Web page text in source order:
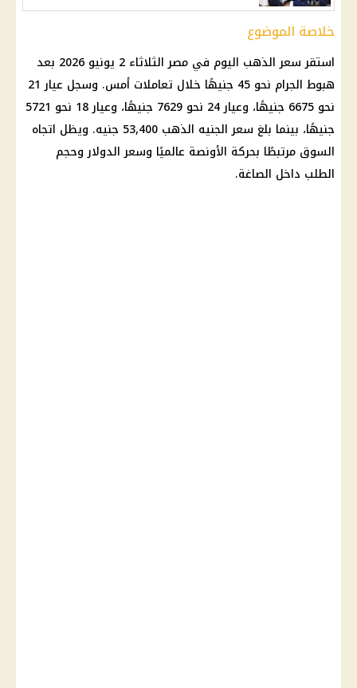
خلاصة الموضوع
استقرسعر الذهب اليوم في مصر
الثلاثاء 2 يونيو 2026 بعد
هبوط الجرام نحو 45 جنيهًا خلال تعاملات أمس. وسجل
عيار 21
نحو 6675 جنيهًا، وعيار 24 نحو 7629 جنيهًا، وعيار 18 نحو 5721
جنيهًا، بينما بلغ سعر الجنيه الذهب
53,400 جنيه. ويظل اتجاه
السوق مرتبطًا بحركة الأونصة عالميًا وسعرالدولاروحجم
الطلب داخل الصاغة.